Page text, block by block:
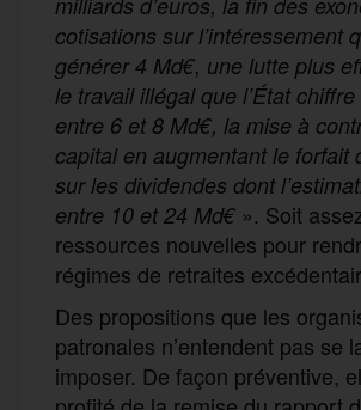
cotisations sur l’intéressement
générer 4 Md€, une lutte plus
le travail illégal que l’État
entre 6 et 8 Md€, la mise à
capital en augmentant le forfait
sur les dividendes dont l’
entre 10 et24 Md€ ». Soit
ressources nouvelles pour
régimes de retraites
Des propositions que les
patronales n’entendent pas se
imposer. De façon préventive,